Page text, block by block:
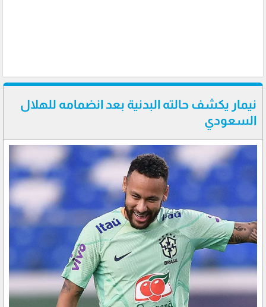
نيمار يكشف حالته البدنية بعد انضمامه للهلال
السعودي